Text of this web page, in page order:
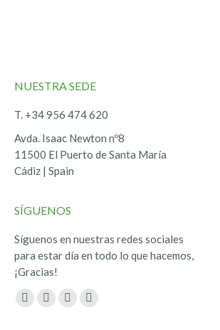
NUESTRA SEDE
T. +34 956 474 620
Avda. Isaac Newton nº8
11500 El Puerto de Santa María
Cádiz | Spain
SÍGUENOS
Síguenos en nuestras redes sociales
para estar día en todo lo que hacemos,
¡Gracias!
Encuéntranos en:
Facebook
TwitterYouTubeInstagram